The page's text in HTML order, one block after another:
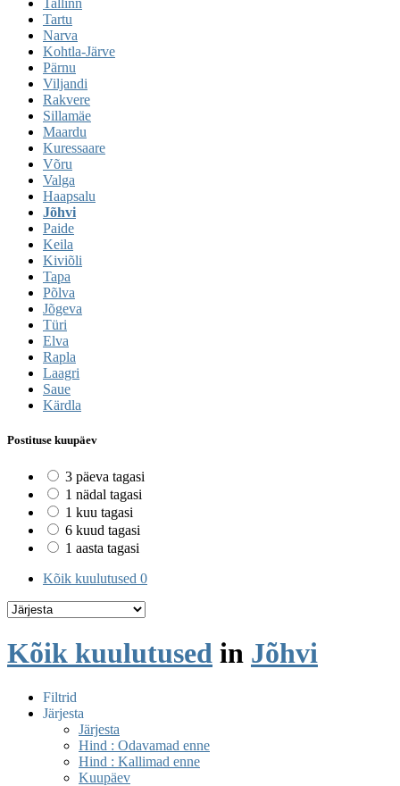
Tartu
Narva
Kohtla-Järve
Pärnu
Viljandi
Rakvere
Sillamäe
Maardu
Kuressaare
Võru
Valga
Haapsalu
Jõhvi
Paide
Keila
Kiviõli
Tapa
Põlva
Jõgeva
Türi
Elva
Rapla
Laagri
Saue
Kärdla
Postituse kuupäev
3 päeva tagasi
1 nädal tagasi
1 kuu tagasi
6 kuud tagasi
1 aasta tagasi
Kõik kuulutused 0
Kõik kuulutused in Jõhvi
Filtrid
Järjesta
Järjesta
Hind : Odavamad enne
Hind : Kallimad enne
Kuupäev